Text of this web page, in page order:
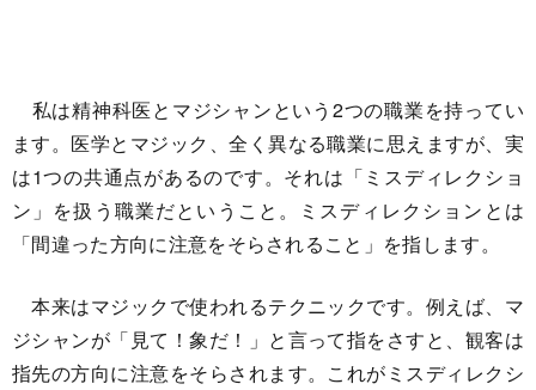
私は精神科医とマジシャンという2つの職業を持ってい
ます。医学とマジック、全く異なる職業に思えますが、実
は1つの共通点があるのです。それは「ミスディレクショ
ン」を扱う職業だということ。ミスディレクションとは
「間違った方向に注意をそらされること」を指します。
本来はマジックで使われるテクニックです。例えば、マ
ジシャンが「見て！象だ！」と言って指をさすと、観客は
指先の方向に注意をそらされます。これがミスディレクシ